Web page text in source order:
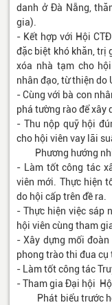
danh ở Đà Nẵng,
gia).
- Kết hợp với Hội
đặc biệt khó khăn, trị
xóa nhà tạm cho
nhân đạo, từ thiện do
- Cùng với bà con
phá tường rào để xây
- Thu nộp quỹ hội
cho hội viên vay lãi
Phương hướng
- Làm tốt công tác
viên mới. Thực hiện
do hội cấp trên đề ra.
- Thực hiện việc sáp
hội viên cùng tham
- Xây dựng mối
phong trào thi đua cụ
- Làm tốt công tác
- Tham gia Đại hội
Phát biểu trước hội